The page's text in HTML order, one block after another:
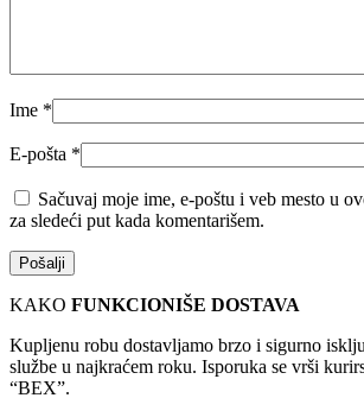
Ime *
E-pošta *
Sačuvaj moje ime, e-poštu i veb mesto u
za sledeći put kada komentarišem.
KAKO FUNKCIONIŠE DOSTAVA
Kupljenu robu dostavljamo brzo i sigurno
službe u najkraćem roku. Isporuka se vrši
“BEX”.